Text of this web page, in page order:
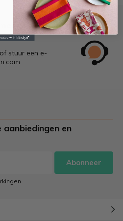
stuur een e-
en
Abonneer